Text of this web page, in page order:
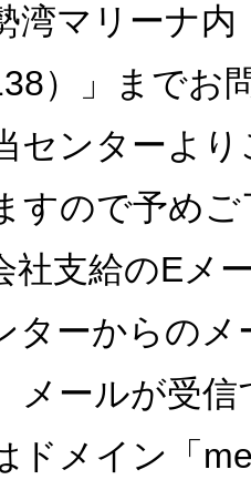
湾マリーナ
）」までお
センターよ
すので予め
支給のEメ
ターからの
メールが受
ドメイン「